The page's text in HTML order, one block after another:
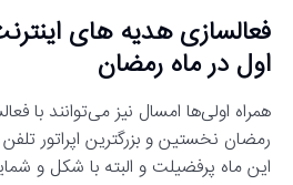
فعالسازی هدیه های
اول در ماه رمضان
همراه اولی‌ها امسال نیز می‌توانند با
رمضان نخستین و بزرگترین اپراتور
این ماه پرفضیلت و البته با شکل و